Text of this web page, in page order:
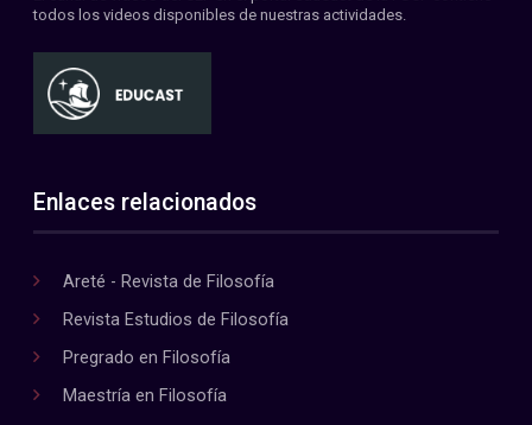
todos los videos disponibles de nuestras actividades.
Enlaces relacionados
Areté - Revista de Filosofía
Revista Estudios de Filosofía
Pregrado en Filosofía
Maestría en Filosofía